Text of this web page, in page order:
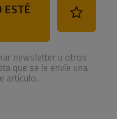
ESTÉ
newsletter u otros
que se le envíe una
artículo.